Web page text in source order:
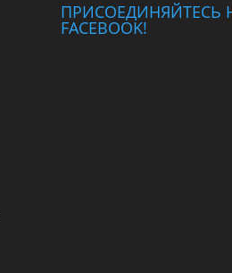
ПРИСОЕДИНЯЙТЕСЬ
FACEBOOK!